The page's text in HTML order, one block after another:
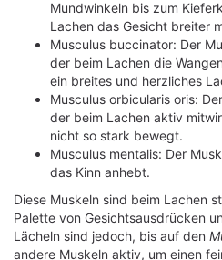
Mundwinkeln bis zum
Lachen das Gesicht breiter
Musculus buccinator: Der
der beim Lachen die
ein breites und herzliches
Musculus orbicularis oris:
der beim Lachen aktiv
nicht so stark bewegt.
Musculus mentalis: Der
das Kinn anhebt.
Diese Muskeln sind beim Lachen
Palette von Gesichtsausdrücken
Lächeln sind jedoch, bis auf den
andere Muskeln aktiv, um einen